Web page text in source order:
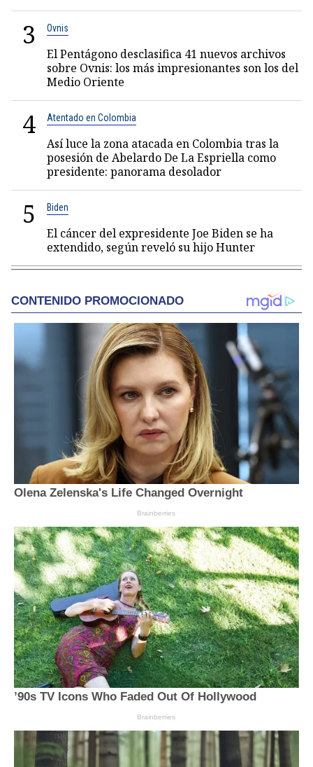
3 Ovnis
El Pentágono desclasifica 41 nuevos archivos
sobre Ovnis: los más impresionantes son los del
Medio Oriente
4 Atentado en Colombia
Así luce la zona atacada en Colombia tras la
posesión de Abelardo De La Espriella como
presidente: panorama desolador
5 Biden
El cáncer del expresidente Joe Biden se ha
extendido, según reveló su hijo Hunter